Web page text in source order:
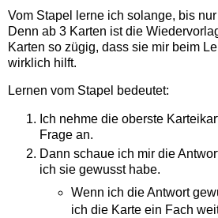
Vom Stapel lerne ich solange, bis
Denn ab 3 Karten ist die
Karten so zügig, dass sie mir beim
wirklich hilft.
Lernen vom Stapel bedeutet:
Ich nehme die oberste
Frage an.
Dann schaue ich mir die
ich sie gewusst habe.
Wenn ich die Antwort
ich die Karte ein Fach